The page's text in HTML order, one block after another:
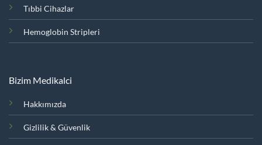
Tıbbi Cihazlar
Hemoglobin Stripleri
Bizim Medikalci
Hakkımızda
Gizlilik & Güvenlik